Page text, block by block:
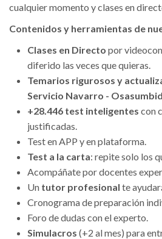
cualquier momento y clases en
Contenidos y herramientas de
Clases en Directo por
diferido las veces que quieras.
Temarios rigurosos y
Servicio Navarro -
+28.446 test inteligentes con
justificadas.
Test en APP y en plataforma.
Test a la carta: repite solo los
Acompáñate por docentes
Un tutor profesional te
Cronograma de preparación
Foro de dudas con el experto.
Simulacros (+2 al mes) para